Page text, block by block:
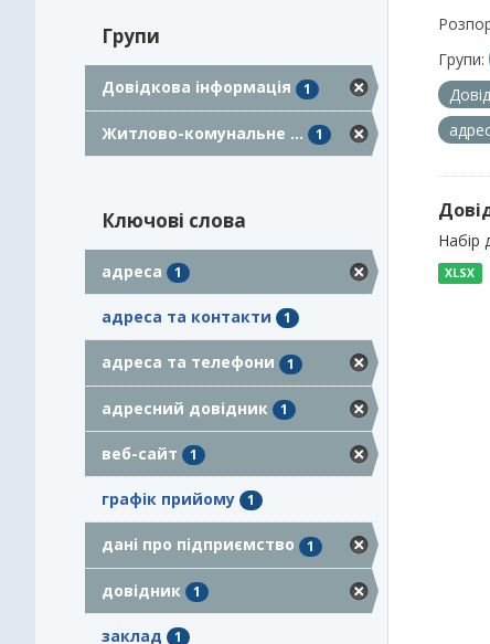
Групи
Довідкова інформація 1
Житлово-комунальне ... 1
Ключові слова
адреса 1
адреса та контакти 1
адреса та телефони 1
адресний довідник 1
веб-сайт 1
графік прийому 1
дані про підприємство 1
довідник 1
заклад 1
Групи:
Набір
XLSX